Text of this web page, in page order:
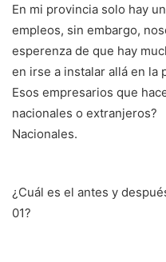
En mi provincia solo hay
empleos, sin embargo,
esperenza de que hay
en irse a instalar allá en la
Esos empresarios que
nacionales o extranjeros?
Nacionales.
¿Cuál es el antes y
01?